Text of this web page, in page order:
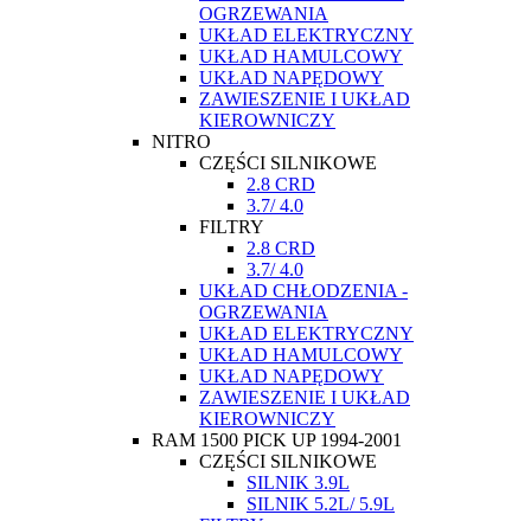
OGRZEWANIA
UKŁAD ELEKTRYCZNY
UKŁAD HAMULCOWY
UKŁAD NAPĘDOWY
ZAWIESZENIE I UKŁAD
KIEROWNICZY
NITRO
CZĘŚCI SILNIKOWE
2.8 CRD
3.7/ 4.0
FILTRY
2.8 CRD
3.7/ 4.0
UKŁAD CHŁODZENIA -
OGRZEWANIA
UKŁAD ELEKTRYCZNY
UKŁAD HAMULCOWY
UKŁAD NAPĘDOWY
ZAWIESZENIE I UKŁAD
KIEROWNICZY
RAM 1500 PICK UP 1994-2001
CZĘŚCI SILNIKOWE
SILNIK 3.9L
SILNIK 5.2L/ 5.9L